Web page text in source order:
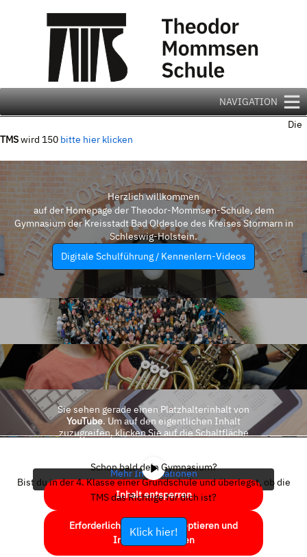
NAVIGATION
Die
TMSwird 150 bitte hier klicken
Herzlich willkommen
auf der Homepage der Theodor-Mommsen-Schule, dem
Gymnasium der Kreisstadt Bad Oldesloe des Kreises Stormarn in
Schleswig-Holstein.
Digitale Schulführung / Kennenlern-Videos
Sie sehen gerade einen Platzhalterinhalt von
YouTube. Um auf den eigentlichen Inhalt
zuzugreifen, klicken Sie auf die Schaltfläche
Mehr Informationen
Inhalt entsperren
Erforderlichen Service akzeptieren und
Inhalte entsperren
Schon bald dein Gymnasium?
Bist du in der 4. Klasse einer Grundschule und überlegst, ob die
TMS das Richtige für dich ist?
Klick hier!